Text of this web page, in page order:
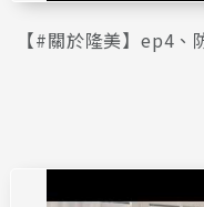
【#關於隆美】ep4、